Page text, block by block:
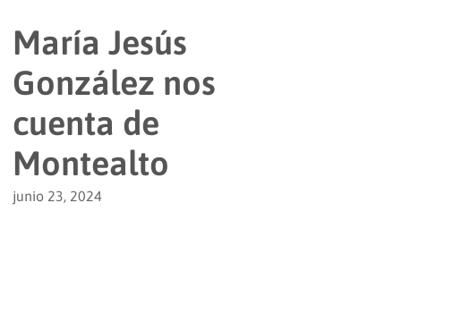
María Jesús
González nos
cuenta de
Montealto
junio 23, 2024